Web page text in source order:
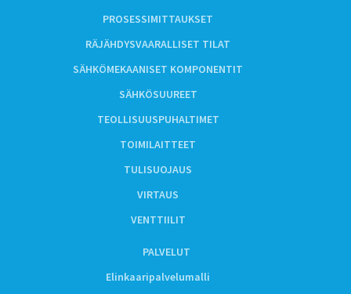
PROSESSIMITTAUKSET
RÄJÄHDYSVAARALLISET TILAT
SÄHKÖMEKAANISET KOMPONENTIT
SÄHKÖSUUREET
TEOLLISUUSPUHALTIMET
TOIMILAITTEET
TULISUOJAUS
VIRTAUS
VENTTIILIT
PALVELUT
Elinkaaripalvelumalli